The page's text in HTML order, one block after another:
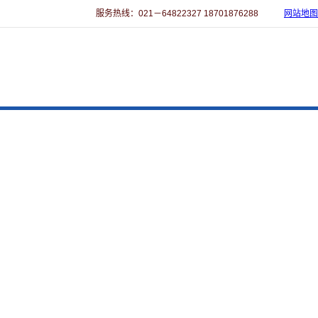
服务热线：021－64822327 18701876288 网站地图